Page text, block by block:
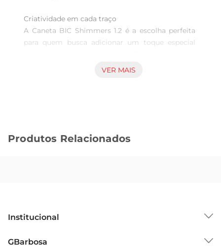
Criatividade em cada traço
A Caneta BIC Shimmers 1.2 é a escolha perfeita
para quem busca adicionar um toque especial
artísticos. Com um conjunto de quatro canetas
de tinta à base de água garante que suas criações
no papel, sem borrar ou desbotar facilmente.
VER MAIS
Produtos Relacionados
Institucional
Grupo Cencosud
GBarbosa